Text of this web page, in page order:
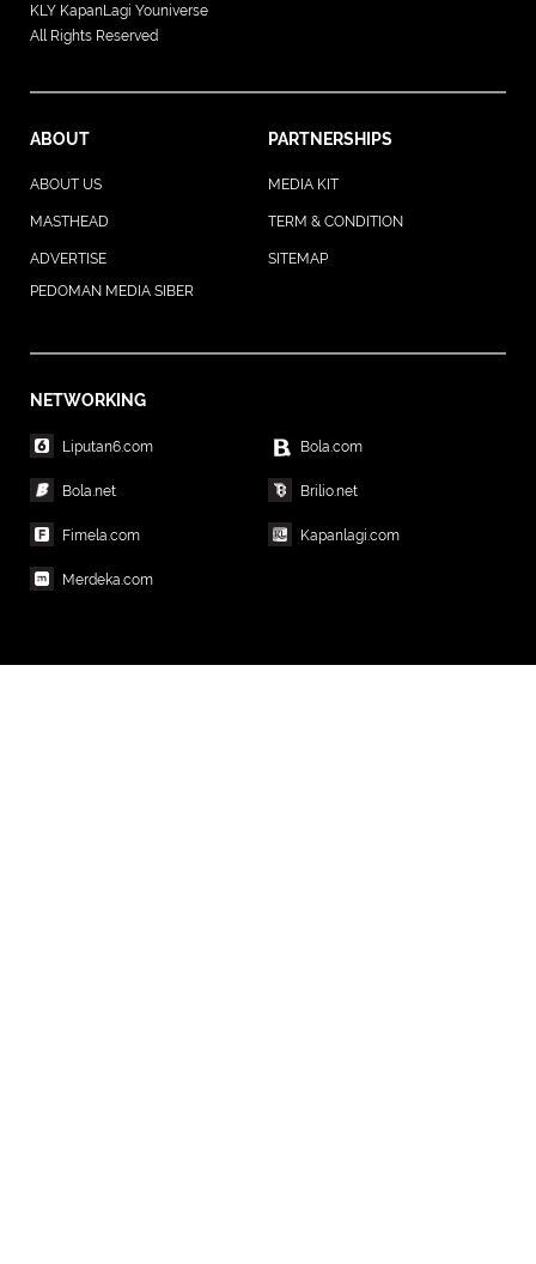
KLY KapanLagi Youniverse
All Rights Reserved
ABOUT PARTNERSHIPS
ABOUT US MEDIA KIT
MASTHEAD TERM & CONDITION
ADVERTISE
SITEMAP
PEDOMAN MEDIA SIBER
NETWORKING
Liputan6.com Bola.com
Bola.net Brilio.net
Fimela.com Kapanlagi.com
Merdeka.com